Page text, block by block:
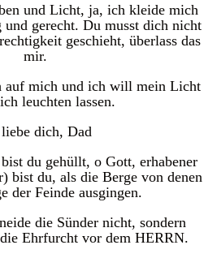
und Licht, ja, ich kleide mich
gerecht. Du musst dich nicht
geschieht, überlass das
mir.
auf mich und ich will mein Licht
leuchten lassen.
dich, Dad
du gehüllt, o Gott, erhabener
bist du, als die Berge von denen
der Feinde ausgingen.
die Sünder nicht, sondern
Ehrfurcht vor dem HERRN.